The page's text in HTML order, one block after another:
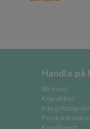
Handla på
Bli kund
Köpvillkor